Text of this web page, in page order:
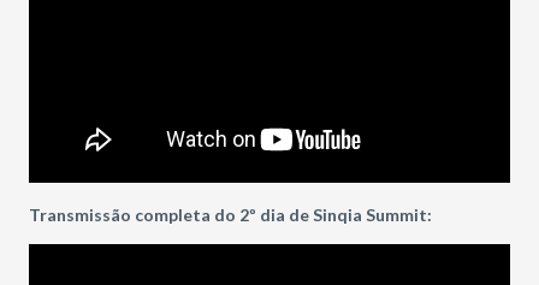
Transmissão completa do 2º dia de Sinqia Summit: